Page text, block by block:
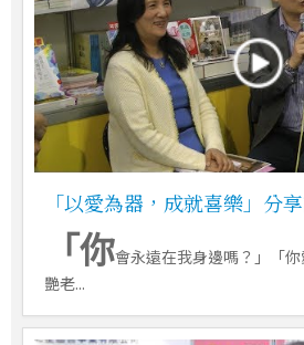
「以愛為器，成就喜樂」分
「你會永遠在我身邊嗎？」「
艷老...